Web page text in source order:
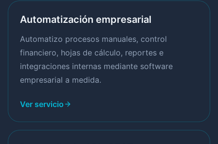
Automatización empresarial
Automatizo procesos manuales, control
financiero, hojas de cálculo, reportes e
integraciones internas mediante software
empresarial a medida.
Ver servicio